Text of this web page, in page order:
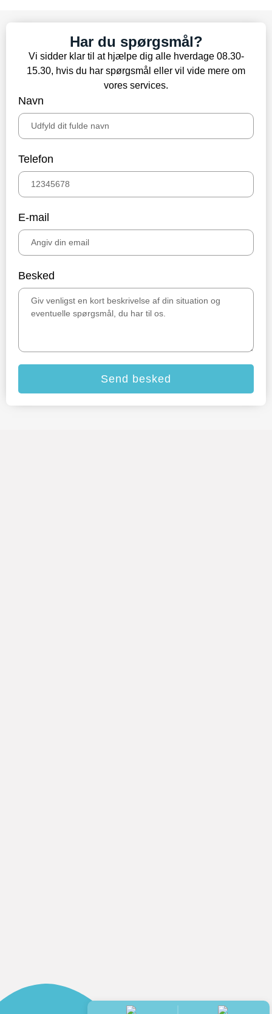
Har du spørgsmål?
Vi sidder klar til at hjælpe dig alle hverdage 08.30-
15.30, hvis du har spørgsmål eller vil vide mere om
vores services.
Navn
Telefon
E-mail
Besked
Send besked